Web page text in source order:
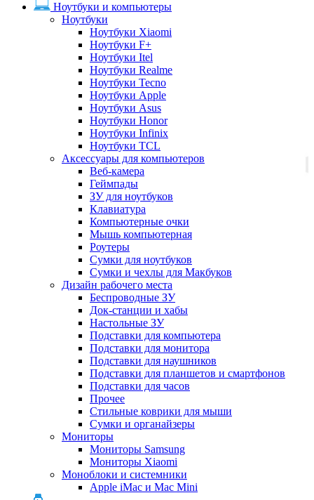
Ноутбуки и компьютеры
Ноутбуки
Ноутбуки Xiaomi
Ноутбуки F+
Ноутбуки Itel
Ноутбуки Realme
Ноутбуки Tecno
Ноутбуки Apple
Ноутбуки Asus
Ноутбуки Honor
Ноутбуки Infinix
Ноутбуки TCL
Аксессуары для компьютеров
Веб-камера
Геймпады
ЗУ для ноутбуков
Клавиатура
Компьютерные очки
Мышь компьютерная
Роутеры
Сумки для ноутбуков
Сумки и чехлы для Макбуков
Дизайн рабочего места
Беспроводные ЗУ
Док-станции и хабы
Настольные ЗУ
Подставки для компьютера
Подставки для монитора
Подставки для наушников
Подставки для планшетов и смартфонов
Подставки для часов
Прочее
Стильные коврики для мыши
Сумки и органайзеры
Мониторы
Мониторы Samsung
Мониторы Xiaomi
Моноблоки и системники
Apple iMac и Mac Mini